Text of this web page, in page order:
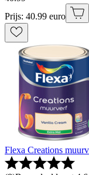
Prijs: 40.99 euro
Flexa Creations